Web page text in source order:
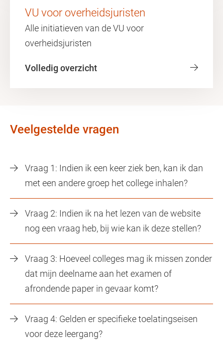
VU voor overheidsjuristen
Alle initiatieven van de VU voor
overheidsjuristen
Volledig overzicht
Veelgestelde vragen
Vraag 1: Indien ik een keer ziek ben, kan ik dan
met een andere groep het college inhalen?
Vraag 2: Indien ik na het lezen van de website
nog een vraag heb, bij wie kan ik deze stellen?
Vraag 3: Hoeveel colleges mag ik missen zonder
dat mijn deelname aan het examen of
afrondende paper in gevaar komt?
Vraag 4: Gelden er specifieke toelatingseisen
voor deze leergang?